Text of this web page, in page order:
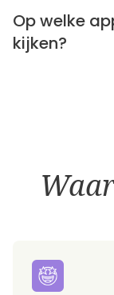
Op welke
kijken?